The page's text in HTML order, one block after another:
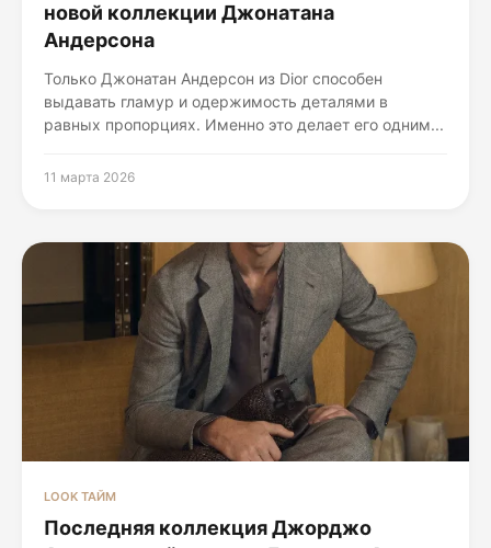
новой коллекции Джонатана
Андерсона
Только Джонатан Андерсон из Dior способен
выдавать гламур и одержимость деталями в
равных пропорциях. Именно это делает его одним...
11 марта 2026
LOOK ТАЙМ
Последняя коллекция Джорджо